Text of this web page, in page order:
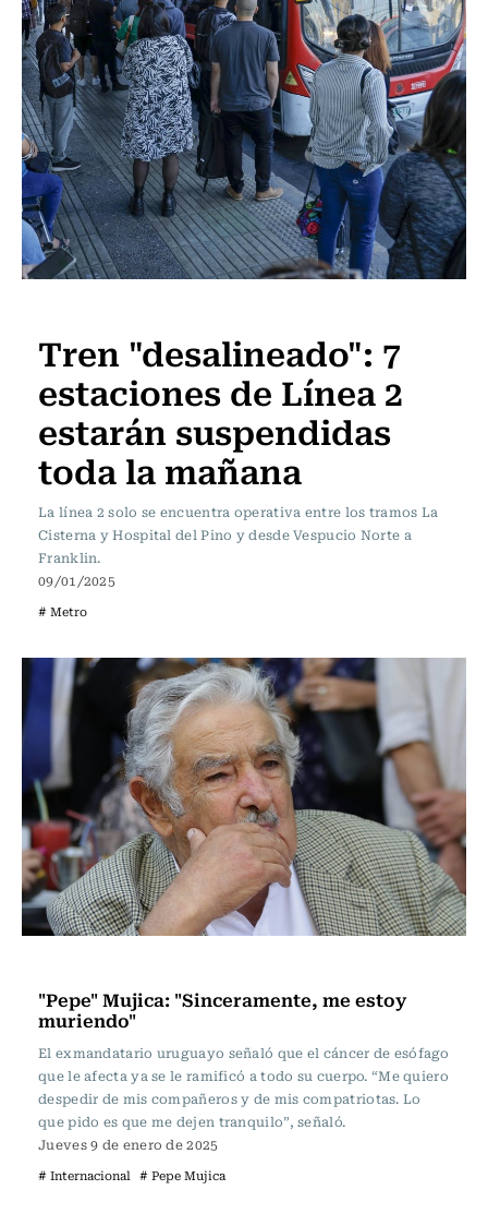
Tren "desalineado": 7
estaciones de Línea 2
estarán suspendidas
toda la mañana
La línea 2 solo se encuentra operativa entre los tramos La
Cisterna y Hospital del Pino y desde Vespucio Norte a
Franklin.
09/01/2025
# Metro
"Pepe" Mujica: "Sinceramente, me estoy
muriendo"
El exmandatario uruguayo señaló que el cáncer de esófago
que le afecta ya se le ramificó a todo su cuerpo. “Me quiero
despedir de mis compañeros y de mis compatriotas. Lo
que pido es que me dejen tranquilo”, señaló.
Jueves 9 de enero de 2025
# Internacional # Pepe Mujica